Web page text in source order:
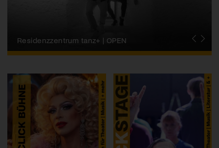
Migros-Kulturprozent | Tanzfestival Steps
Residenzzentrum tanz+ | OPEN
Tanzszene Schweiz